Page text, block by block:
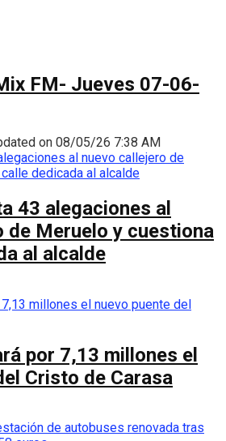
FM- Jueves 07-06-
on 08/05/26 7:38 AM
43 alegaciones al
de Meruelo y cuestiona
al alcalde
por 7,13 millones el
Cristo de Carasa